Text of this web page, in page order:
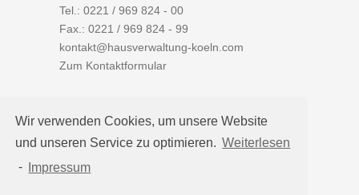
Wir verwenden Cookies, um unsere Website
und unseren Service zu optimieren. Weiterlesen
-
Impressum
Tel.: 0221 / 969 824 - 00
Fax.: 0221 / 969 824 - 99
kontakt@hausverwaltung-koeln.com
Zum Kontaktformular
Auf einen Blick
Hausverwaltung Köln